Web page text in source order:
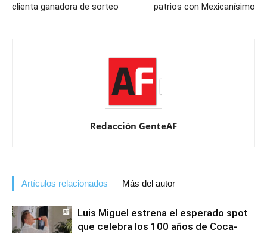
clienta ganadora de sorteo
patrios con Mexicanísimo
Redacción GenteAF
Artículos relacionados Más del autor
Luis Miguel estrena el esperado spot
que celebra los 100 años de Coca-